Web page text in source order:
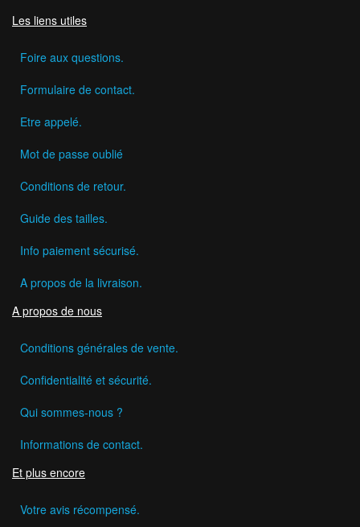
Les liens utiles
Foire aux questions.
Formulaire de contact.
Etre appelé.
Mot de passe oublié
Conditions de retour.
Guide des tailles.
Info paiement sécurisé.
A propos de la livraison.
A propos de nous
Conditions générales de vente.
Confidentialité et sécurité.
Qui sommes-nous ?
Informations de contact.
Et plus encore
Votre avis récompensé.